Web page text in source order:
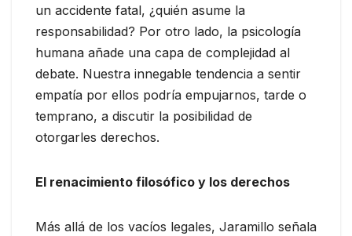
un accidente fatal, ¿quién asume la
responsabilidad? Por otro lado, la psicología
humana añade una capa de complejidad al
debate. Nuestra innegable tendencia a sentir
empatía por ellos podría empujarnos, tarde o
temprano, a discutir la posibilidad de
otorgarles derechos.
El renacimiento filosófico y los derechos
Más allá de los vacíos legales, Jaramillo señala